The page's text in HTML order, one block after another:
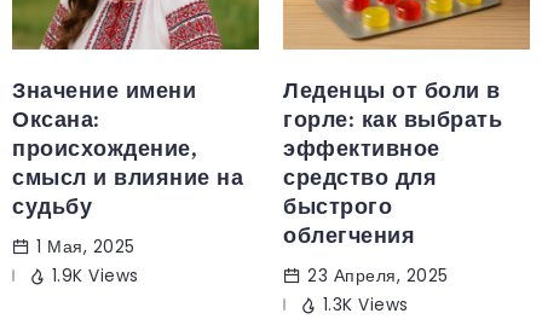
Значение имени
Оксана:
происхождение,
смысл и влияние на
судьбу
1 Мая, 2025
1.9K Views
Леденцы от боли в
горле: как выбрать
эффективное
средство для
быстрого
облегчения
23 Апреля, 2025
1.3K Views